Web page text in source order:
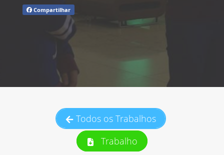
Compartilhar
Todos os Trabalhos
Trabalho